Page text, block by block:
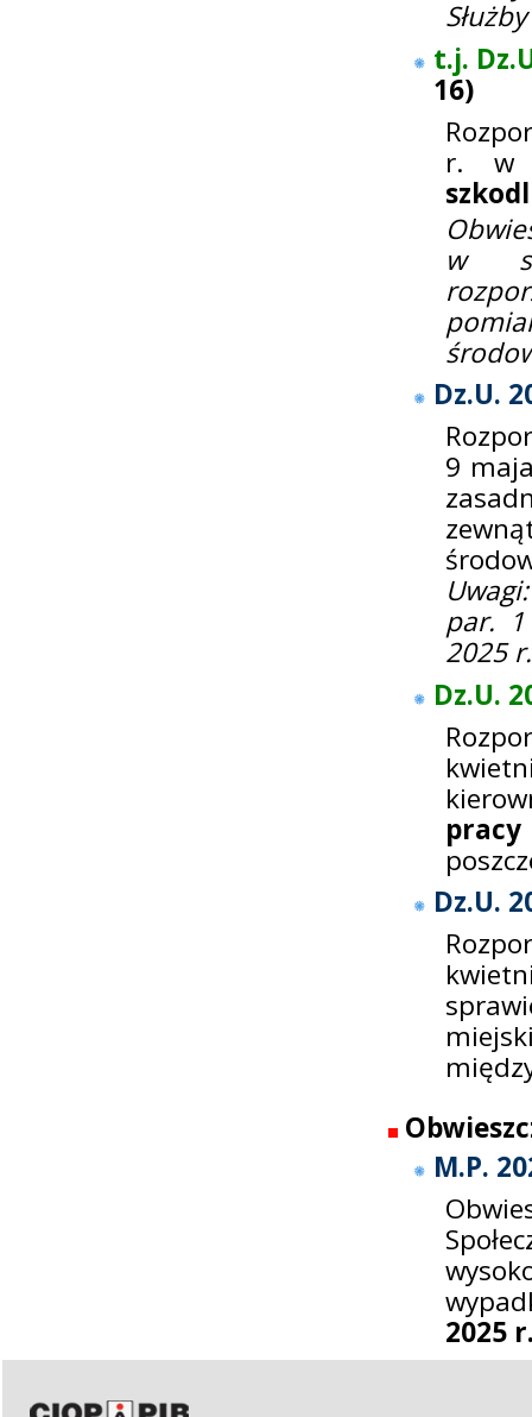
t.j.
16)
r. w
w
Dz.U.
9
Uwagi:
par.
2025 r.
Dz.U.
Dz.U.
M.P.
2025